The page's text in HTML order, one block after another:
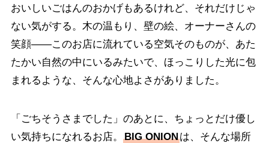
おいしいごはんのおかげもあるけれど、それだけじゃ
ない気がする。木の温もり、壁の絵、オーナーさんの
笑顔——このお店に流れている空気そのものが、あた
たかい自然の中にいるみたいで、ほっこりした光に包
まれるような、そんな心地よさがありました。
「ごちそうさまでした」のあとに、ちょっとだけ優し
い気持ちになれるお店。
BIG ONIONは、そんな場所